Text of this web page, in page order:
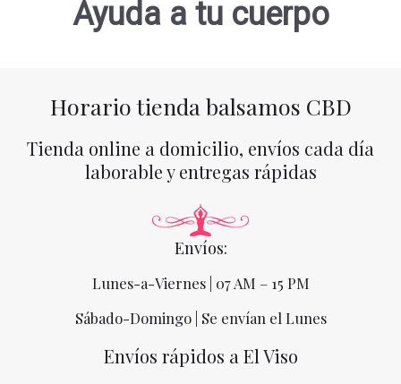
Ayuda a tu cuerpo
Horario tienda balsamos CBD
Tienda online a domicilio, envíos cada día
laborable y entregas rápidas
Envíos:
Lunes-a-Viernes | 07 AM – 15 PM
Sábado-Domingo | Se envían el Lunes
Envíos rápidos a El Viso